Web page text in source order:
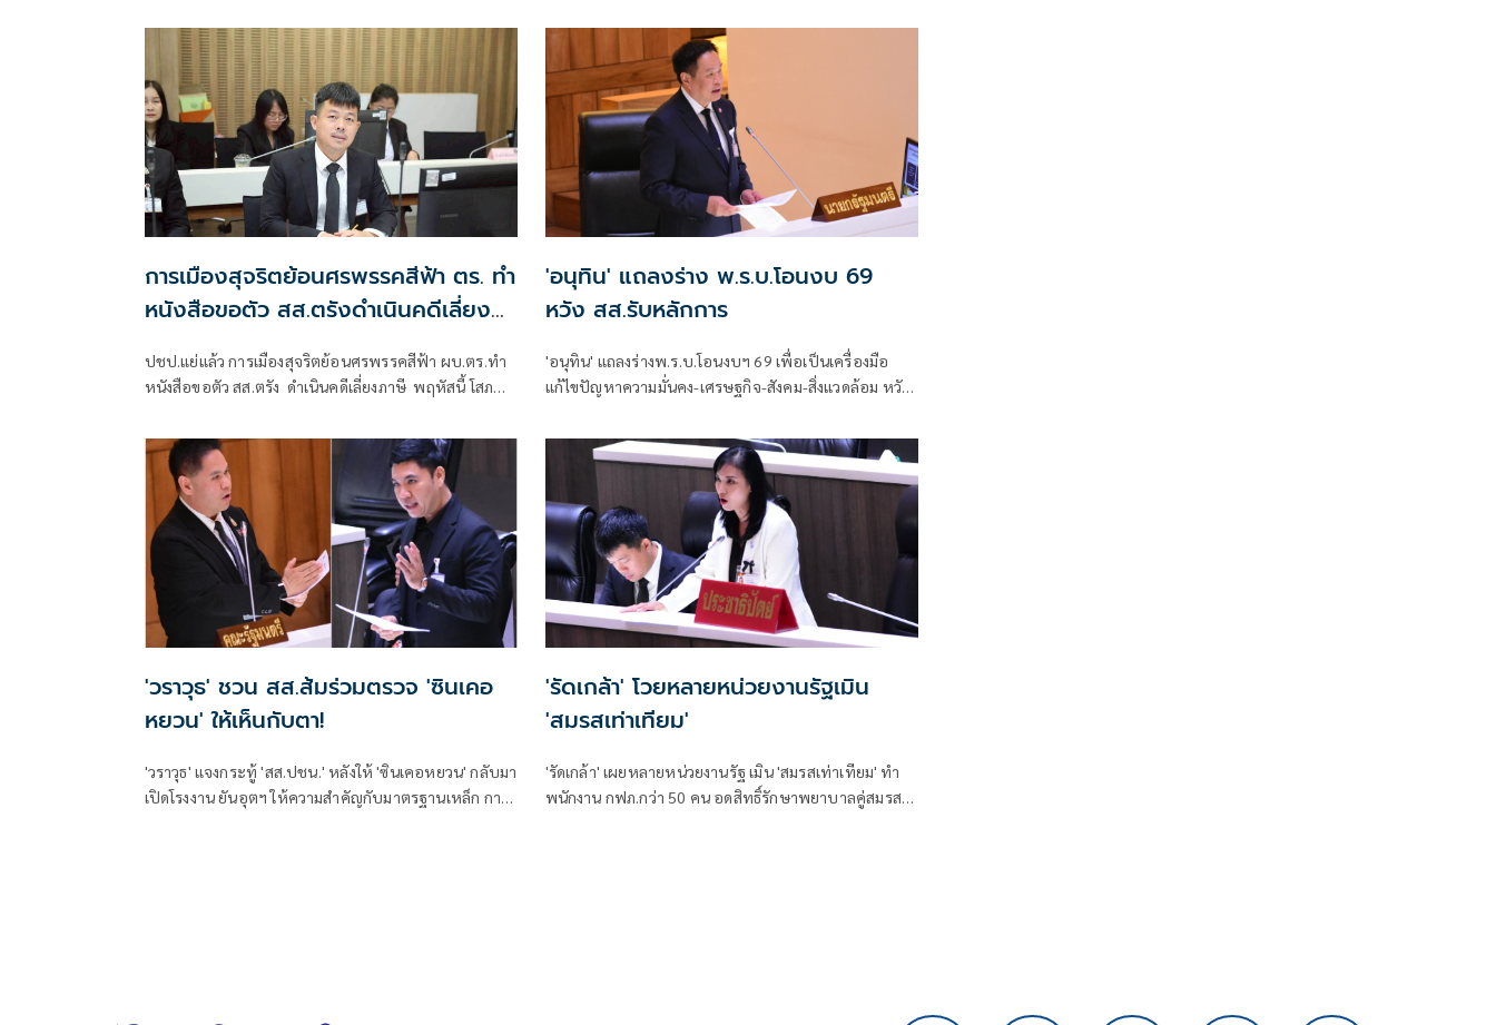
รัฐสภาและอาคารประกอบเพิ่มเติมก่อนวันหมดอายุ
ประกันและขอให้ยึดแคชเชียร์เช็คธนาคารไทยพาณิชย์
ประวัติศาสตร์ อย่าคิดแต่ความนิยมวันนี้พรุ่งนี้
การเมืองสุจริตย้อนศรพรรคสีฟ้า ตร. ทำ
หนังสือขอตัว สส.ตรังดำเนินคดีเลี่ยง
ปชป.แย่แล้ว การเมืองสุจริตย้อนศรพรรคสีฟ้า ผบ.ตร.ทำ
หนังสือขอตัว สส.ตรัง ดำเนินคดีเลี่ยงภาษี พฤหัสนี้ โสภณ
พิพิธร่วง
'อนุทิน' แถลงร่าง พ.ร.บ.โอนงบ 69
หวัง สส.รับหลักการ
'อนุทิน' แถลงร่างพ.ร.บ.โอนงบฯ 69 เพื่อเป็นเครื่องมือ
แก้ไขปัญหาความมั่นคง-เศรษฐกิจ-สังคม-สิ่งแวดล้อม หวัง
'วราวุธ' ชวน สส.ส้มร่วมตรวจ 'ซินเคอ
หยวน' ให้เห็นกับตา!
'วราวุธ' แจงกระทู้ 'สส.ปชน.' หลังให้ 'ซินเคอหยวน' กลับมา
เปิดโรงงาน ยันอุตฯ ให้ความสำคัญกับมาตรฐานเหล็ก กา
'รัดเกล้า' โวยหลายหน่วยงานรัฐเมิน
'สมรสเท่าเทียม'
'รัดเกล้า' เผยหลายหน่วยงานรัฐ เมิน 'สมรสเท่าเทียม' ทำ
พนักงาน กฟภ.กว่า 50 คน อดสิทธิ์รักษาพยาบาลคู่สมรส จี้